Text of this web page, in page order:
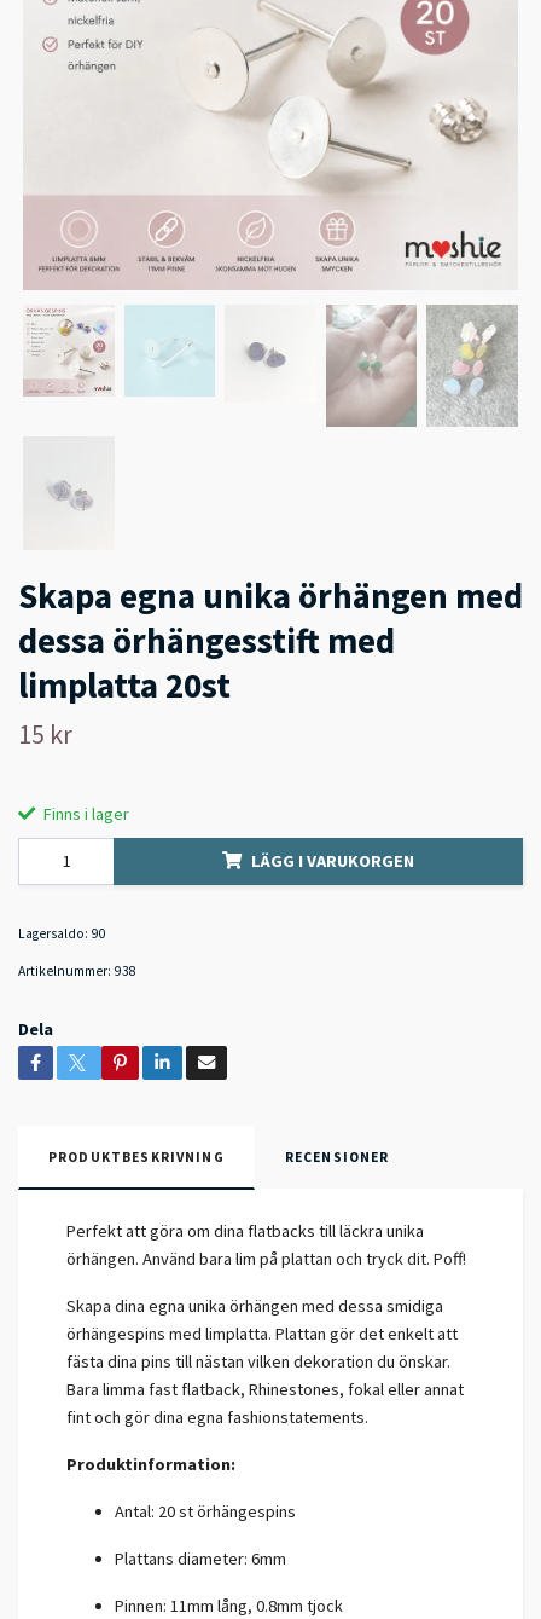
Skapa egna unika örhängen med
dessa örhängesstift med
limplatta 20st
15 kr
Finns i lager
LÄGG I VARUKORGEN
Lagersaldo: 90
Artikelnummer: 938
Dela
PRODUKTBESKRIVNING RECENSIONER
Perfekt att göra om dina flatbacks till läckra unika
örhängen. Använd bara lim på plattan och tryck dit. Poff!
Skapa dina egna unika örhängen med dessa smidiga
örhängespins med limplatta. Plattan gör det enkelt att
fästa dina pins till nästan vilken dekoration du önskar.
Bara limma fast flatback, Rhinestones, fokal eller annat
fint och gör dina egna fashionstatements.
Produktinformation:
Antal: 20 st örhängespins
Plattans diameter: 6mm
Pinnen: 11mm lång, 0.8mm tjock